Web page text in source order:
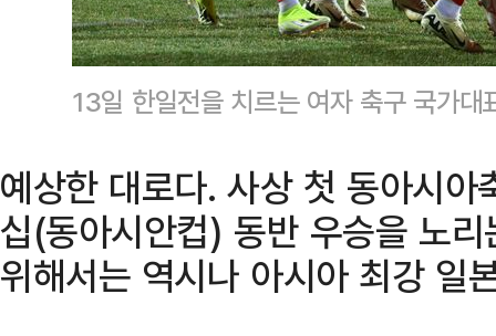
13일 한일전을 치르는 여자 축구 국가
예상한 대로다. 사상 첫 동아시
십(동아시안컵) 동반 우승을 노
위해서는 역시나 아시아 최강 일